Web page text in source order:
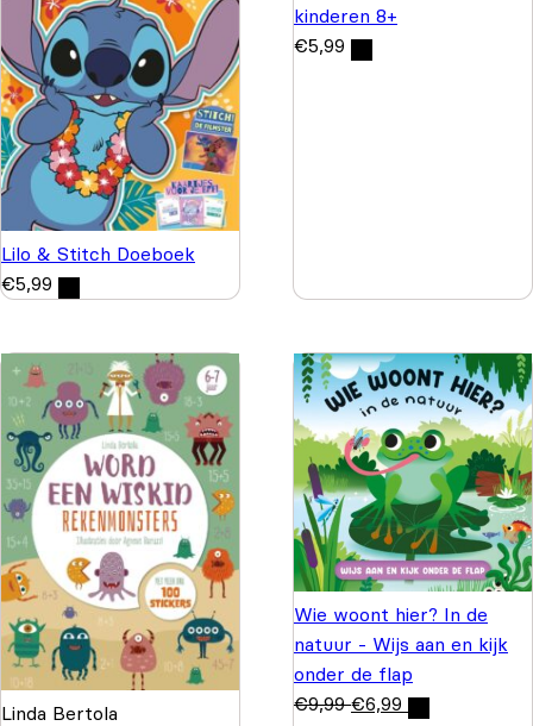
Lilo & Stitch Doeboek
€5,99
kinderen 8+
€5,99
Linda Bertola
Wie woont hier? In de
natuur - Wijs aan en kijk
onder de flap
€9,99 €6,99